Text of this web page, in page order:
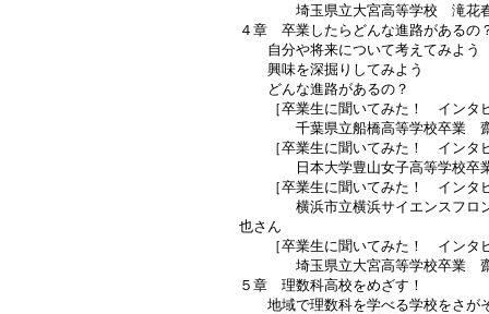
埼玉県立大宮高等学校 滝花春
４章 卒業したらどんな進路があるの
自分や将来について考えてみよう
興味を深掘りしてみよう
どんな進路があるの？
［卒業生に聞いてみた！ インタ
千葉県立船橋高等学校卒業 齋
［卒業生に聞いてみた！ インタ
日本大学豊山女子高等学校卒
［卒業生に聞いてみた！ インタ
横浜市立横浜サイエンスフロン
也さん
［卒業生に聞いてみた！ インタ
埼玉県立大宮高等学校卒業 齋
５章 理数科高校をめざす！
地域で理数科を学べる学校をさが